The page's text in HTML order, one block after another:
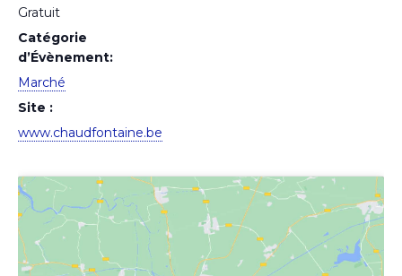
Gratuit
Catégorie
d’Évènement:
Marché
Site :
www.chaudfontaine.be